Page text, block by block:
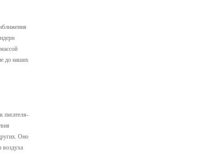
до наших
писателя-
Оно
воздуха